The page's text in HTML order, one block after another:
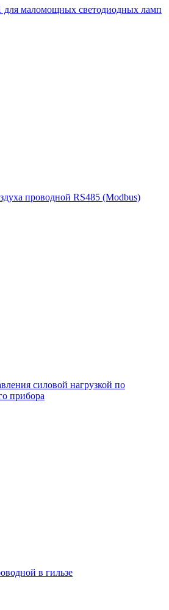
для маломощных светодиодных ламп
проводной RS485 (Modbus)
силовой нагрузкой по
прибора
в гильзе